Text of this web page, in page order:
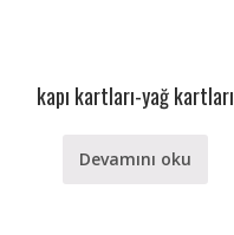
kapı kartları-yağ kartları
Devamını oku